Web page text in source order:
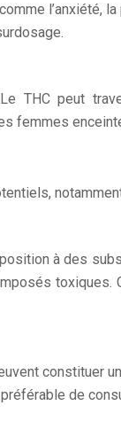
l’anxiété,
THC peut
à des
constituer
de